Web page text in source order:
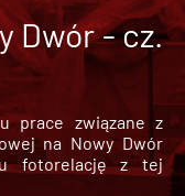
Dwór - cz.
prace związane z
na Nowy Dwór
fotorelację z tej